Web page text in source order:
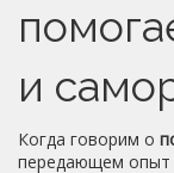
и
Когда говорим о
передающем опыт